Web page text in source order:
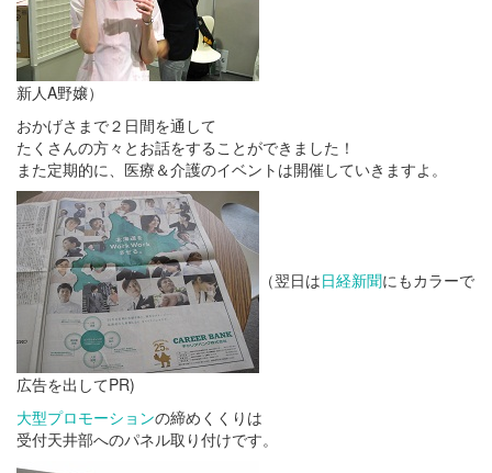
新人A野嬢）
おかげさまで２日間を通して
たくさんの方々とお話をすることができました！
また定期的に、医療＆介護のイベントは開催していきますよ。
（翌日は日経新聞にもカラーで
広告を出してPR)
大型プロモーションの締めくくりは
受付天井部へのパネル取り付けです。